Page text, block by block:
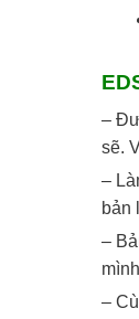
–
sẽ.
–
bản
–
–